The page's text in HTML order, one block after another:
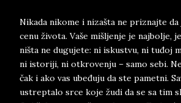
Nikada nikome i nizašta ne priznajte
cenu života. Vaše mišljenje je najbolje,
ništa ne dugujete: ni iskustvu, ni tuđoj
ni istoriji, ni otkrovenju – samo sebi.
čak i ako vas ubeđuju da ste pametni.
ustreptalo srce koje žudi da se sa tim